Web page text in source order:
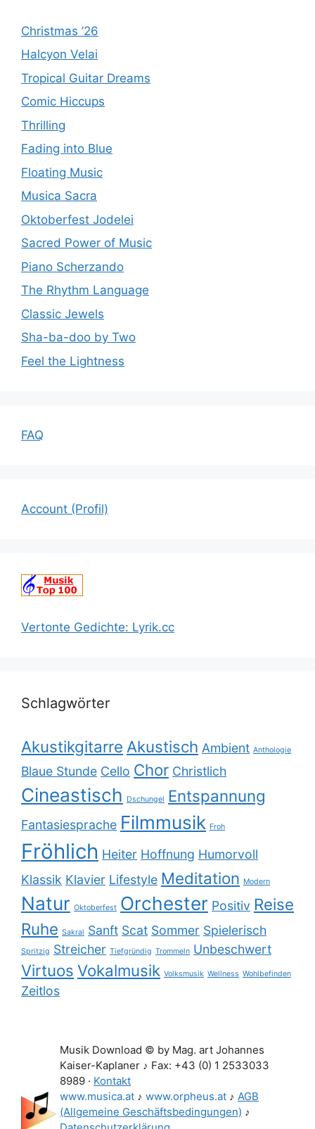
Christmas ’26
Halcyon Velai
Tropical Guitar Dreams
Comic Hiccups
Thrilling
Fading into Blue
Floating Music
Musica Sacra
Oktoberfest Jodelei
Sacred Power of Music
Piano Scherzando
The Rhythm Language
Classic Jewels
Sha-ba-doo by Two
Feel the Lightness
FAQ
Account (Profil)
Vertonte Gedichte: Lyrik.cc
Schlagwörter
Akustikgitarre Akustisch Ambient Anthologie
Blaue Stunde Cello Chor Christlich
Cineastisch Dschungel Entspannung
Fantasiesprache Filmmusik Froh
Fröhlich Heiter Hoffnung Humorvoll
Klassik Klavier Lifestyle Meditation Modern
Natur Oktoberfest Orchester Positiv Reise
Ruhe Sakral Sanft Scat Sommer Spielerisch
Spritzig Streicher Tiefgründig Trommeln Unbeschwert
Virtuos Vokalmusik Volksmusik Wellness Wohlbefinden
Zeitlos
Musik Download © by Mag. art Johannes
Kaiser-Kaplaner ♪ Fax: +43 (0) 1 2533033
8989 · Kontakt
www.musica.at ♪ www.orpheus.at ♪ AGB
(Allgemeine Geschäftsbedingungen) ♪